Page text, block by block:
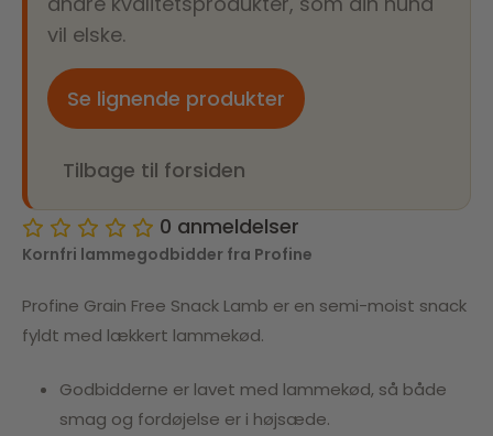
vil elske.
Se lignende produkter
Tilbage til forsiden
0 anmeldelser
Kornfri lammegodbidder fra Profine
Profine Grain Free Snack Lamb er en semi-moist snack
fyldt med lækkert lammekød.
Godbidderne er lavet med lammekød, så både
smag og fordøjelse er i højsæde.